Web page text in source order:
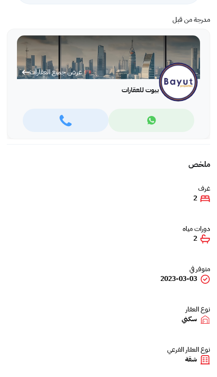
مدرجة من قبل
عرض جميع العقارات
بيوت للعقارات
ملخص
غرف
2
دورات مياه
2
متوفر في
2023-03-03
نوع العقار
سكني
نوع العقار الفرعي
شقة